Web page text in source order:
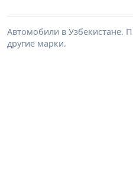
Автомобили в Узбекистане.
другие марки.